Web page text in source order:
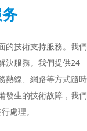
技術支持服務。我們
決服務。我們提供24
熱線、網路等方式隨時
發生的技術故障，我們
處理。